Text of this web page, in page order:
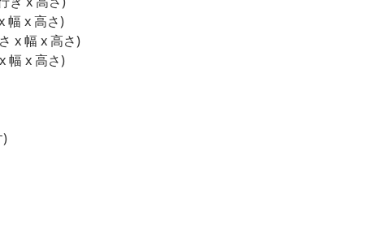
幅 x 高さ)
x 幅 x 高さ)
幅 x 高さ)
)